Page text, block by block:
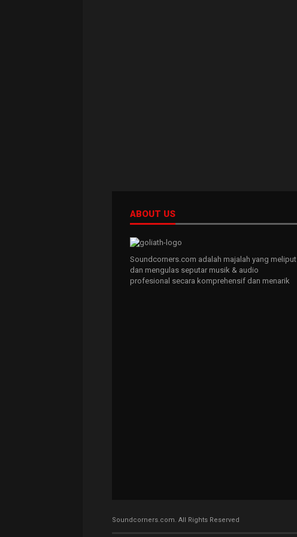
ABOUT US
Soundcorners.com adalah majalah yang meliput
dan mengulas seputar musik & audio
profesional secara komprehensif dan menarik
Soundcorners.com. All Rights Reserved